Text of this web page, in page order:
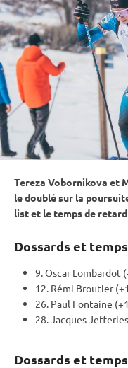
Tereza Vobornikova et
le doublé sur la
list et le temps de
Dossards et
9. Oscar Lombardot
12. Rémi Broutier
26. Paul Fontaine
28. Jacques
Dossards et